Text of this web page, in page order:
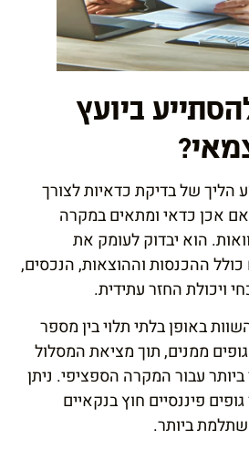
ביועץ
הליך של בדיקת כדאיות לצורך
אכן כדאי ומתאים במקרה
הוא יבדוק לעומק את
ההכנסות וההוצאות, הנכסים,
ויכולת החזר עתידית.
באופן בלתי תלוי בין מספר
ממנים, תוך מציאת המסלול
עבור המקרה הספציפי. ניתן
פיננסיים חוץ בנקאיים
ביותר.